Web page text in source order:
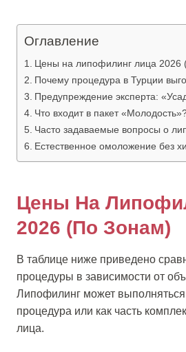
Оглавление
Цены на липофилинг лица 2026
Почему процедура в Турции
Предупреждение эксперта:
Что входит в пакет
Часто задаваемые вопросы о
Естественное омоложение без
Цены На
2026 (По Зонам)
В таблице ниже приведено
процедуры в зависимости от
Липофилинг может выполняться
процедура или как часть
лица.